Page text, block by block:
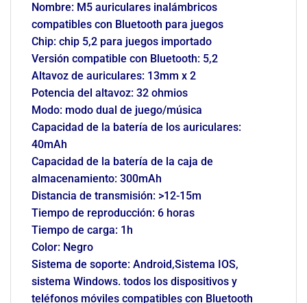
Nombre: M5 auriculares inalámbricos
compatibles con Bluetooth para juegos
Chip: chip 5,2 para juegos importado
Versión compatible con Bluetooth: 5,2
Altavoz de auriculares: 13mm x 2
Potencia del altavoz: 32 ohmios
Modo: modo dual de juego/música
Capacidad de la batería de los auriculares:
40mAh
Capacidad de la batería de la caja de
almacenamiento: 300mAh
Distancia de transmisión: >12-15m
Tiempo de reproducción: 6 horas
Tiempo de carga: 1h
Color: Negro
Sistema de soporte: Android,Sistema IOS,
sistema Windows. todos los dispositivos y
teléfonos móviles compatibles con Bluetooth